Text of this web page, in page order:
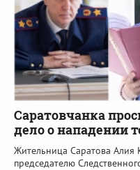
Саратовчанка
дело о нападении
Жительница Саратова Алия
председателю